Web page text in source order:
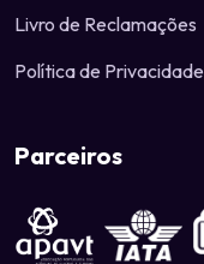
Livro de Reclamações
Política de Privacidade
Parceiros